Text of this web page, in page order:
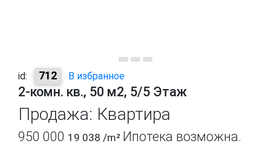
id: 712 В избранное
2-комн. кв., 50 м2, 5/5 Этаж
Продажа: Квартира
950 000 19 038 /m² Ипотека возможна.